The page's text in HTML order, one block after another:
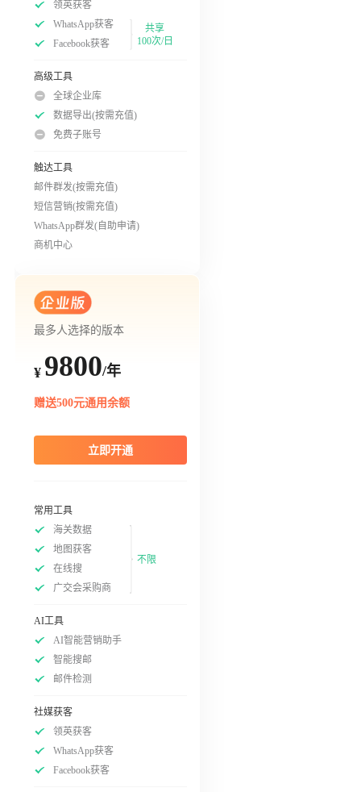
领英获客
WhatsApp获客
Facebook获客
共享
100次/日
高级工具
全球企业库
数据导出(按需充值)
免费子账号
触达工具
邮件群发(按需充值)
短信营销(按需充值)
WhatsApp群发(自助申请)
商机中心
最多人选择的版本
¥ 9800/年
赠送500元通用余额
立即开通
常用工具
海关数据
地图获客
在线搜
广交会采购商
不限
AI工具
AI智能营销助手
智能搜邮
邮件检测
社媒获客
领英获客
WhatsApp获客
Facebook获客